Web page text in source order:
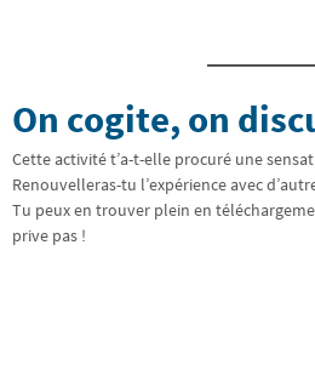
On cogite, on
Cette activité t’a-t-elle procuré une
Renouvelleras-tu l’expérience avec
Tu peux en trouver plein en
prive pas !